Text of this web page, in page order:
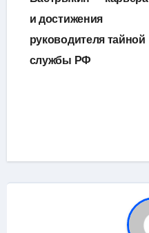
записям
и достижения
руководителя тайной
службы РФ